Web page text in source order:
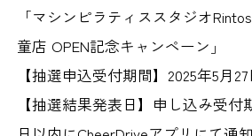
「マシンピラティススタジオ
童店 OPEN記念キャンペーン」
【抽選申込受付期間】 2025年5月
【抽選結果発表日】 申し込み受付